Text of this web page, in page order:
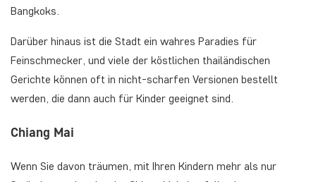
Bangkoks.
Darüber hinaus ist die Stadt ein wahres Paradies für
Feinschmecker, und viele der köstlichen thailändischen
Gerichte können oft in nicht-scharfen Versionen bestellt
werden, die dann auch für Kinder geeignet sind.
Chiang Mai
Wenn Sie davon träumen, mit Ihren Kindern mehr als nur